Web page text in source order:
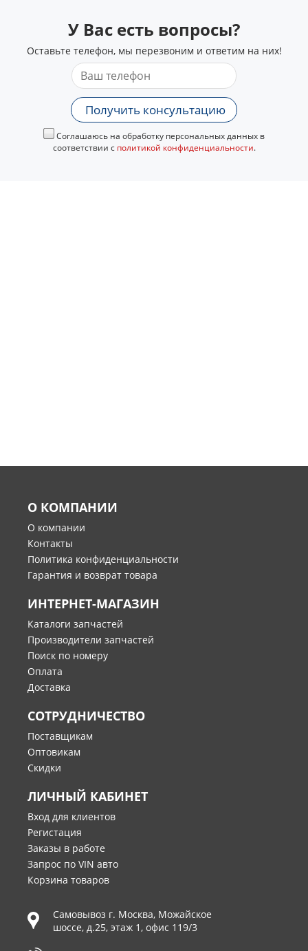
У Вас есть вопросы?
Оставьте телефон, мы перезвоним и ответим на них!
Получить консультацию
Соглашаюсь на обработку персональных данных в
соответствии с политикой конфиденциальности.
О КОМПАНИИ
О компании
Контакты
Политика конфиденциальности
Гарантия и возврат товара
ИНТЕРНЕТ-МАГАЗИН
Каталоги запчастей
Производители запчастей
Поиск по номеру
Оплата
Доставка
СОТРУДНИЧЕСТВО
Поставщикам
Оптовикам
Скидки
ЛИЧНЫЙ КАБИНЕТ
Вход для клиентов
Регистация
Заказы в работе
Запрос по VIN авто
Корзина товаров
Самовывоз г. Москва, Можайское
шоссе, д.25, этаж 1, офис 119/3